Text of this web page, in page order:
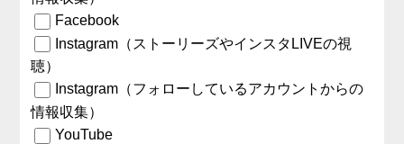
Facebook
Instagram（ストーリーズやインスタLIVEの視
聴）
Instagram（フォローしているアカウントからの
情報収集）
YouTube